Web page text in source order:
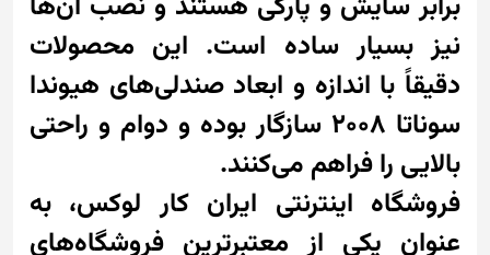
نیز بسیار ساده است. این محصولات
دقیقاً با اندازه و ابعاد صندلی‌های هیوندا
سوناتا 2008 سازگار بوده و دوام و راحتی
بالایی را فراهم می‌کنند.
فروشگاه اینترنتی ایران کار لوکس، به
عنوان یکی از معتبرترین فروشگاه‌های